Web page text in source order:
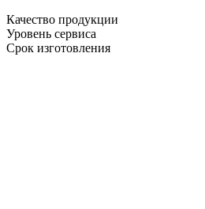
Качество продукции
Уровень сервиса
Срок изготовления